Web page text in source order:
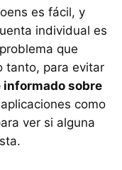
es fácil, y
individual es
que
tanto, para evitar
informado sobre
como
ver si alguna